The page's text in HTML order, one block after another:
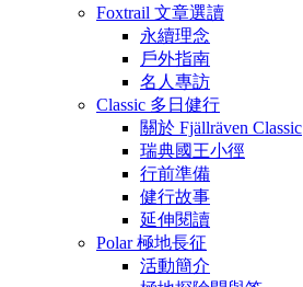
Foxtrail 文章選讀
永續理念
戶外指南
名人專訪
Classic 多日健行
關於 Fjällräven Classic
瑞典國王小徑
行前準備
健行故事
延伸閱讀
Polar 極地長征
活動簡介